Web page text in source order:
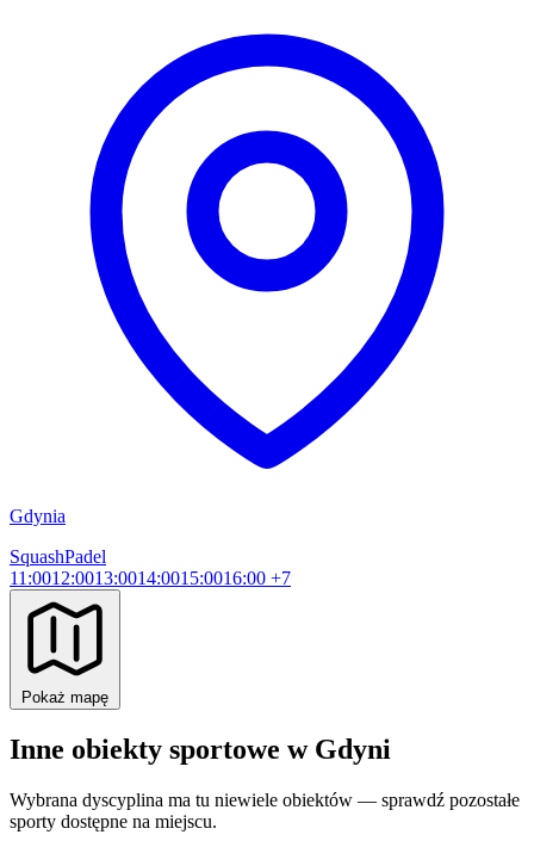
Gdynia
SquashPadel
11:0012:0013:0014:0015:0016:00 +7
Pokaż mapę
Inne obiekty sportowe w Gdyni
Wybrana dyscyplina ma tu niewiele obiektów — sprawdź pozostałe
sporty dostępne na miejscu.